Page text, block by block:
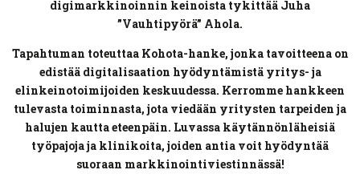
digimarkkinoinnin keinoista tykittää Juha
”Vauhtipyörä” Ahola.
Tapahtuman toteuttaa Kohota-hanke, jonka tavoitteena on
edistää digitalisaation hyödyntämistä yritys- ja
elinkeinotoimijoiden keskuudessa. Kerromme hankkeen
tulevasta toiminnasta, jota viedään yritysten tarpeiden ja
halujen kautta eteenpäin. Luvassa käytännönläheisiä
työpajoja ja klinikoita, joiden antia voit hyödyntää
suoraan markkinointiviestinnässä!